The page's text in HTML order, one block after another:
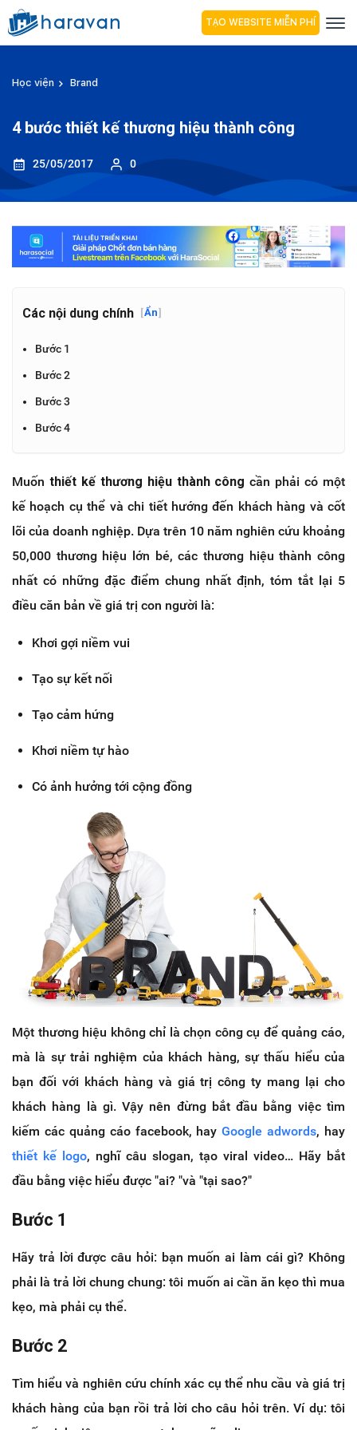
TẠO WEBSITE MIỄN PHÍ
Học viện Brand
4 bước thiết kế thương hiệu thành công
25/05/2017 0
Các nội dung chính [Ẩn]
Bước 1
Bước 2
Bước 3
Bước 4
Muốn thiết kế thương hiệu thành công cần phải có một
kế hoạch cụ thể và chi tiết hướng đến khách hàng và cốt
lõi của doanh nghiệp. Dựa trên 10 năm nghiên cứu khoảng
50,000 thương hiệu lớn bé, các thương hiệu thành công
nhất có những đặc điểm chung nhất định, tóm tắt lại 5
điều căn bản về giá trị con người là:
Khơi gợi niềm vui
Tạo sự kết nối
Tạo cảm hứng
Khơi niềm tự hào
Có ảnh hưởng tới cộng đồng
Một thương hiệu không chỉ là chọn công cụ để quảng cáo,
mà là sự trải nghiệm của khách hàng, sự thấu hiểu của
bạn đối với khách hàng và giá trị công ty mang lại cho
khách hàng là gì. Vậy nên đừng bắt đầu bằng việc tìm
kiếm các quảng cáo facebook, hayGoogle adwords, hay
thiết kế logo, nghĩ câu slogan, tạo viral video… Hãy bắt
đầu bằng việc hiểu được "ai? "và "tại sao?"
Bước 1
Hãy trả lời được câu hỏi: bạn muốn ai làm cái gì? Không
phải là trả lời chung chung: tôi muốn ai cần ăn kẹo thì mua
kẹo, mà phải cụ thể.
Bước 2
Tìm hiểu và nghiên cứu chính xác cụ thể nhu cầu và giá trị
khách hàng của bạn rồi trả lời cho câu hỏi trên. Ví dụ: tôi